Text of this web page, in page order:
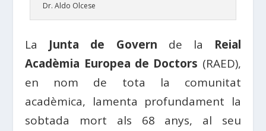
Dr. Aldo Olcese
La Junta de Govern de la Reial
Acadèmia Europea de Doctors (RAED),
en nom de tota la comunitat
acadèmica, lamenta profundament la
sobtada mort als 68 anys, al seu